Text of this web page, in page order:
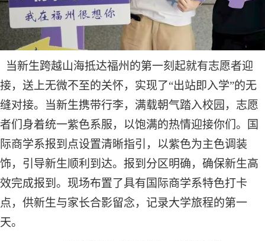
当新生跨越山海抵达福州的第一刻起就有志愿者迎
接， 送上无微不至的关怀，实现了“出站即入学”的无
缝对接。 当新生携带行李，满载朝气踏入校园，志愿
者们身着统一紫色系服，以饱满的热情迎接你们。
国
际商学系报到点设置清晰指引，以紫色为主色调装
饰，引导新生顺利到达。报到分区明确，确保新生高
效完成报到 。现场布置了具有国际商学系特色打卡
点，供新生与家长合影留念，记录大学旅程的第一
天。